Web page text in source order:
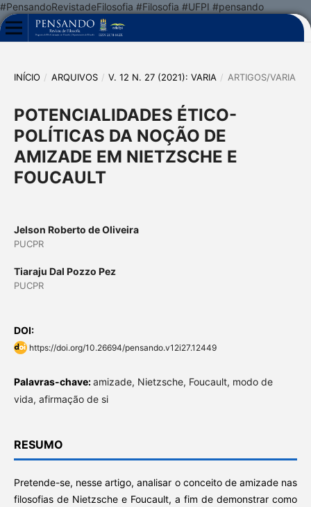
#PensandoRevistadeFilosofia #Filosofia #UFPI #pensando
INÍCIO / ARQUIVOS / V. 12 N. 27 (2021): VARIA / ARTIGOS/VARIA
POTENCIALIDADES ÉTICO-
POLÍTICAS DA NOÇÃO DE
AMIZADE EM NIETZSCHE E
FOUCAULT
Jelson Roberto de Oliveira
PUCPR
Tiaraju Dal Pozzo Pez
PUCPR
DOI:
https://doi.org/10.26694/pensando.v12i27.12449
Palavras-chave:amizade, Nietzsche, Foucault, modo de
vida, afirmação de si
RESUMO
Pretende-se, nesse artigo, analisar o conceito de amizade nas
filosofias de Nietzsche e Foucault, a fim de demonstrar como